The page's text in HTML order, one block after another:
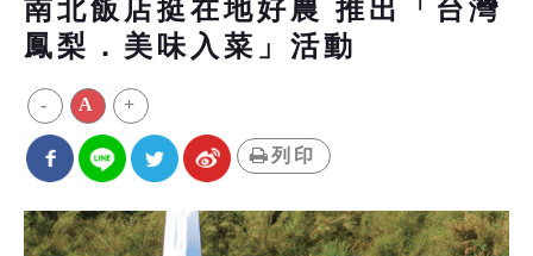
南北飯店挺在地好農 推出「台灣
鳳梨．美味入菜」活動
- A +
列印